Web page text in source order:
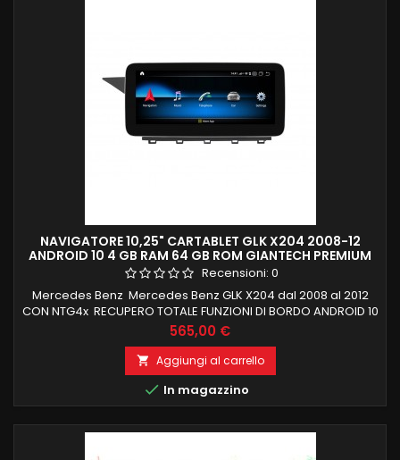
NAVIGATORE 10,25" CARTABLET GLK X204 2008-12
ANDROID 10 4 GB RAM 64 GB ROM GIANTECH PREMIUM
Recensioni: 0
Mercedes Benz Mercedes Benz GLK X204 dal 2008 al 2012
CON NTG4x RECUPERO TOTALE FUNZIONI DI BORDO ANDROID 10
4 GB RAM 64 GB ROM, CON SLOT SIM 4 GB E SD MANTENIMENTO
FUNZIONI DI BORDO (TUTTE LE FUNZIONI ORIGINALI) WIFI
INTEGRATO E FUNZIONE MIRRORING MENU IN LINGUA ITALIANA
NESSUNA MODIFICA X LA INSTALLAZIONE , TUTTO GIA FORNITO IN
CONFEZIONE RECUPERA...
Prezzo
565,00 €
 Aggiungi al carrello
 In magazzino